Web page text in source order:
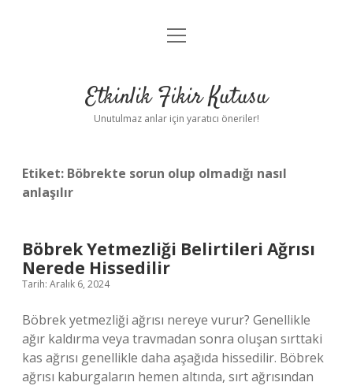
Anasayfa
Yasal Uyarı
menüyü
Etkinlik Fikir Kutusu
Unutulmaz anlar için yaratıcı öneriler!
Etiket: Böbrekte sorun olup olmadığı nasıl
anlaşılır
Böbrek Yetmezliği Belirtileri Ağrısı
Nerede Hissedilir
Tarih: Aralık 6, 2024
Böbrek yetmezliği ağrısı nereye vurur? Genellikle
ağır kaldırma veya travmadan sonra oluşan sırttaki
kas ağrısı genellikle daha aşağıda hissedilir. Böbrek
ağrısı kaburgaların hemen altında, sırt ağrısından